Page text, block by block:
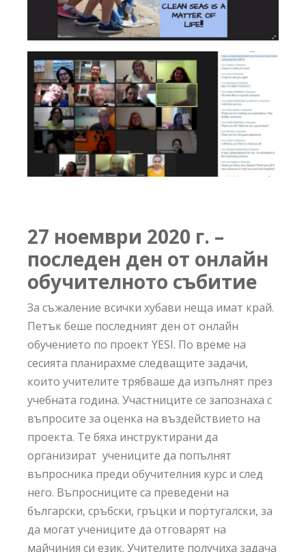
27 ноември 2020 г. –
последен ден от онлайн
обучителното събитие
За съжаление всички хубави неща имат край.
Петък беше последният ден от онлайн
обучението по проект YESI. По време на
сесията планирахме следващите задачи,
които учителите трябваше да изпълнят през
учебната година. Участниците се запознаха с
въпросите за оценка на въздействието на
проекта. Те бяха инструктирани да
организират учениците да попълнят
въпросника преди обучителния курс и след
него. Въпросниците са преведени на
български, сръбски, гръцки и португалски, за
да могат учениците да отговарят на
майчиния си език. Учителите получиха задача